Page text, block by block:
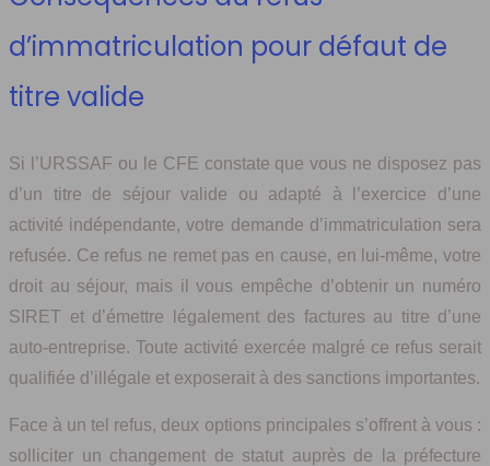
d’immatriculation pour défaut de
titre valide
Si l’URSSAF ou le CFE constate que vous ne disposez pas
d’un titre de séjour valide ou adapté à l’exercice d’une
activité indépendante, votre demande d’immatriculation sera
refusée. Ce refus ne remet pas en cause, en lui-même, votre
droit au séjour, mais il vous empêche d’obtenir un numéro
SIRET et d’émettre légalement des factures au titre d’une
auto-entreprise. Toute activité exercée malgré ce refus serait
qualifiée d’illégale et exposerait à des sanctions importantes.
Face à un tel refus, deux options principales s’offrent à vous :
solliciter un changement de statut auprès de la préfecture